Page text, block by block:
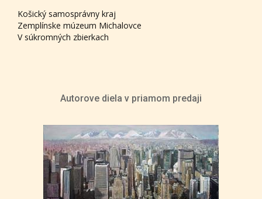
Košický samosprávny kraj
Zemplínske múzeum Michalovce
V súkromných zbierkach
Autorove diela v priamom predaji